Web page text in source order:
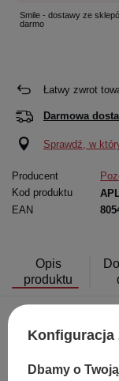
Smile - dostawy ze
darmo
Łatwy zwrot
Darmowa
Sprawdź, w
Producent
Kod produktu
EAN
Opis
produktu
Wnieś na swój stół
szklanek A Pallini
Zaprojektowane przez
Konfiguracja
Dbamy o